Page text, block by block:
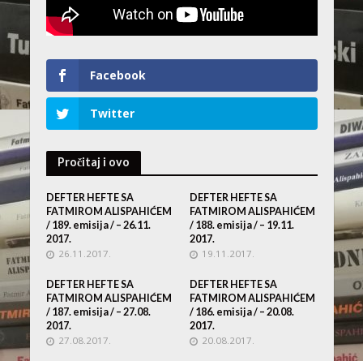
Facebook
Twitter
Pročitaj i ovo
DEFTER HEFTE SA
FATMIROM ALISPAHIĆEM
/ 189. emisija / – 26.11.
2017.
26.11.2017.
DEFTER HEFTE SA
FATMIROM ALISPAHIĆEM
/ 188. emisija / – 19.11.
2017.
19.11.2017.
DEFTER HEFTE SA
FATMIROM ALISPAHIĆEM
/ 187. emisija / – 27.08.
2017.
27.08.2017.
DEFTER HEFTE SA
FATMIROM ALISPAHIĆEM
/ 186. emisija / – 20.08.
2017.
20.08.2017.